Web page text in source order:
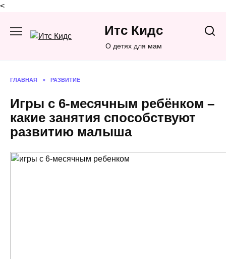
<
содержанию
Итс Кидс
О детях для мам
ГЛАВНАЯ » РАЗВИТИЕ
Игры с 6-месячным ребёнком –
какие занятия способствуют
развитию малыша